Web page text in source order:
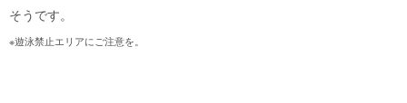
そうです。
※遊泳禁止エリアにご注意を。